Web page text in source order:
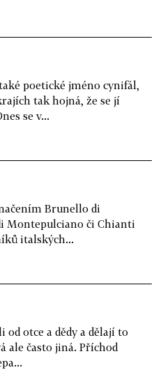
poetické jméno cynifál,
tak hojná, že se jí
se v...
Brunello di
Montepulciano či Chianti
italských...
otce a dědy a dělají to
ale často jiná. Příchod